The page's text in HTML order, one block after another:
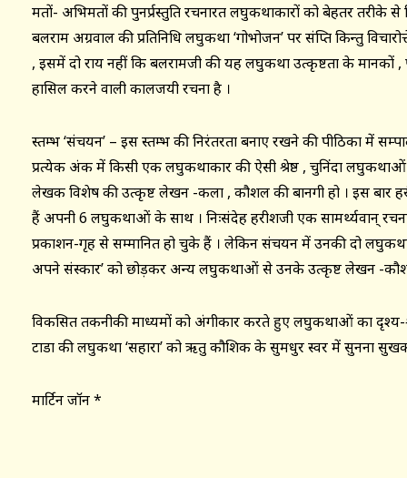
मतों- अभिमतों की पुनर्प्रस्तुति रचनारत लघुकथाकारों को बेहतर तरीके से
बलराम अग्रवाल की प्रतिनिधि लघुकथा ‘गोभोजन’ पर संक्षिप्त किन्तु
, इसमें दो राय नहीं कि बलरामजी की यह लघुकथा उत्कृष्टता के मानकों
हासिल करने वाली कालजयी रचना है ।
स्तम्भ ‘संचयन’ – इस स्तम्भ की निरंतरता बनाए रखने की पीठिका में
प्रत्येक अंक में किसी एक लघुकथाकार की ऐसी श्रेष्ठ , चुनिंदा
लेखक विशेष की उत्कृष्ट लेखन -कला , कौशल की बानगी हो । इस बार
हैं अपनी 6 लघुकथाओं के साथ । निःसंदेह हरीशजी एक सामर्थ्यवान्
प्रकाशन-गृह से सम्मानित हो चुके हैं । लेकिन संचयन में उनकी दो
अपने संस्कार’ को छोड़कर अन्य लघुकथाओं से उनके उत्कृष्ट लेखन -
विकसित तकनीकी माध्यमों को अंगीकार करते हुए लघुकथाओं का
टाडा की लघुकथा ‘सहारा’ को ऋतु कौशिक के सुमधुर स्वर में सुनना
मार्टिन जॉन *